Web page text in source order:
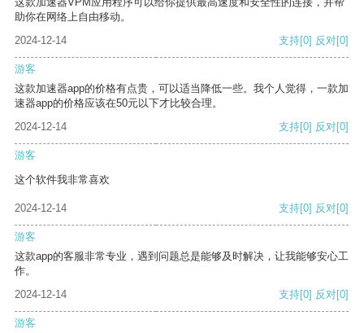
助你在网络上自由移动。
2024-12-14
支持[0] 反对[0]
游客
这款加速器app的价格有点贵，可以适当降低一些。我个人觉得，一款加
速器app的价格应该在50元以下才比较合理。
2024-12-14
支持[0] 反对[0]
游客
这个软件我非常喜欢
2024-12-14 支持[0] 反对[0]
游客
这款app的客服非常专业，遇到问题总是能够及时解决，让我能够安心工
作。
2024-12-14
支持[0] 反对[0]
游客